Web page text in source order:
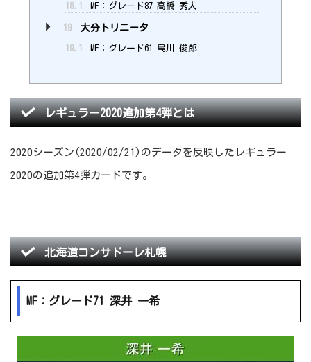
18.1 MF：グレード87 高橋 秀人
19 大分トリニータ
19.1 MF：グレード61 島川 俊郎
レギュラー2020追加第4弾とは
2020シーズン(2020/02/21)のデータを反映したレギュラー
2020の追加第4弾カードです。
北海道コンサドーレ札幌
MF：グレード71 深井 一希